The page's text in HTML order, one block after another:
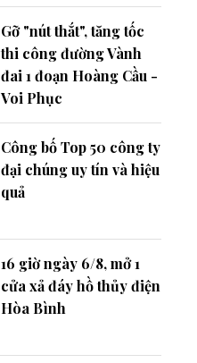
Gỡ "nút thắt", tăng tốc
thi công đường Vành
đai 1 đoạn Hoàng Cầu -
Voi Phục
Công bố Top 50 công ty
đại chúng uy tín và hiệu
quả
16 giờ ngày 6/8, mở 1
cửa xả đáy hồ thủy điện
Hòa Bình